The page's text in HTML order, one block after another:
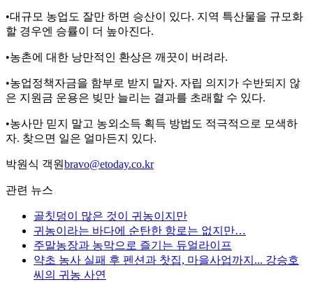
•대규모 농업도 잘만 하면 승산이 있다. 지역 특산물을 규모화
할 경우엔 승률이 더 높아진다.
•농촌에 대한 낭만적인 환상은 깨끗이 버려라.
•농업정책자금을 함부로 받지 말자. 자립 의지가 수반되지 않
은 지원금 운용은 빚만 늘리는 결과를 초래할 수 있다.
•농사만 믿지 말고 농외소득 획득 방법도 적극적으로 모색하
자. 찾으면 일은 얼마든지 있다.
박원식 객원bravo@etoday.co.kr
관련 뉴스
골칫덩이 많은 것이 귀농이지만
귀농이라는 바다에 순탄한 항로는 없지만…
주말농장과 농막으로 즐기는 듀얼라이프
약초 농사 실패 후 펜션과 찻집, 마을사업까지... 강승호
씨의 귀농 사연